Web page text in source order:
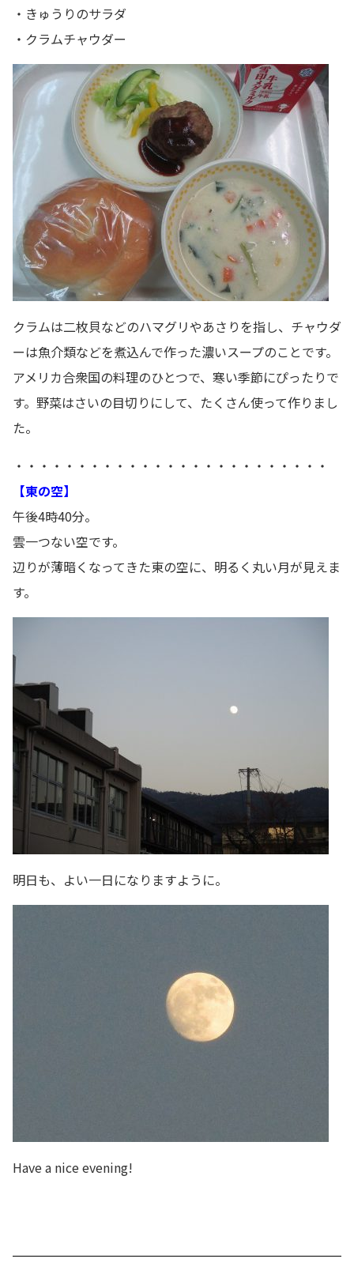
・きゅうりのサラダ
・クラムチャウダー
クラムは二枚貝などのハマグリやあさりを指し、チャウダ
ーは魚介類などを煮込んで作った濃いスープのことです。
アメリカ合衆国の料理のひとつで、寒い季節にぴったりで
す。野菜はさいの目切りにして、たくさん使って作りまし
た。
・・・・・・・・・・・・・・・・・・・・・・・・・
【東の空】
午後4時40分。
雲一つない空です。
辺りが薄暗くなってきた東の空に、明るく丸い月が見えま
す。
明日も、よい一日になりますように。
Have a nice evening!